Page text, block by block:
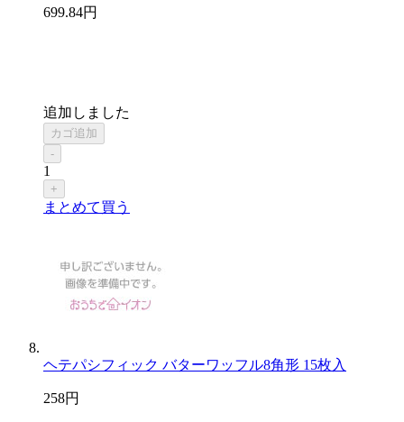
699.84円
追加しました
カゴ追加
-
1
+
まとめて買う
ヘテパシフィック バターワッフル8角形 15枚入
258円